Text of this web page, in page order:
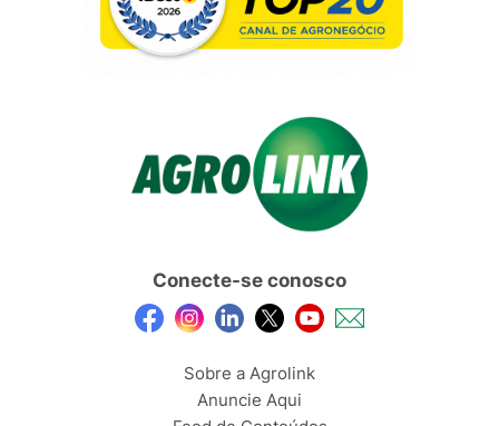
Conecte-se conosco
Sobre a Agrolink
Anuncie Aqui